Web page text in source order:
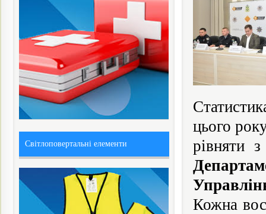
цього
рівняти
Кожна
Світлоповертальні елементи